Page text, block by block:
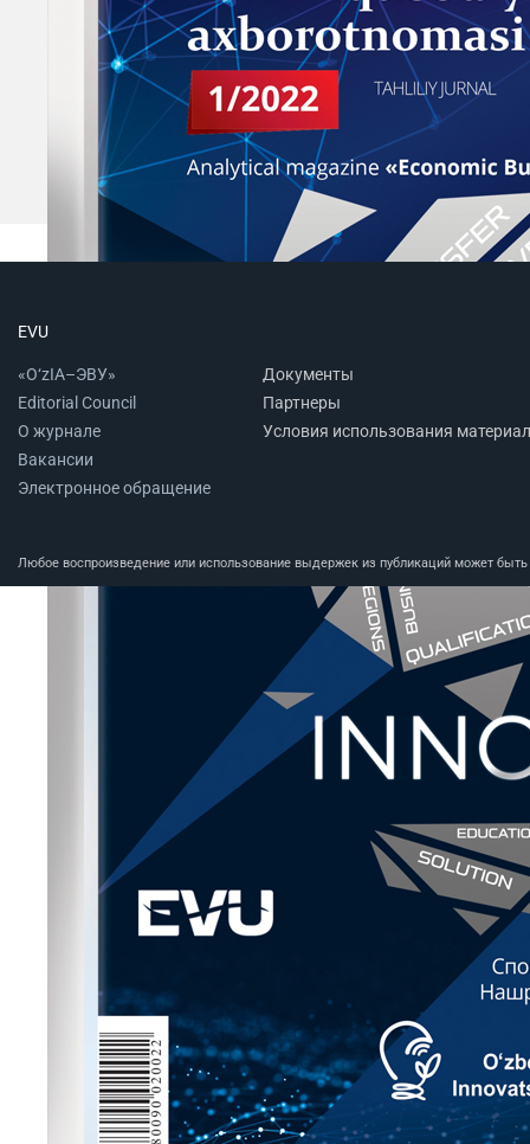
EVU
«O‘zIA–ЭВУ»
Editorial Council
О журнале
Вакансии
Электронное обращение
Документы
Партнеры
Условия использования
Любое воспроизведение или использование выдержек из публикаций может